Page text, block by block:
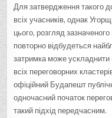
Для затвердження такого
всіх учасників, однак
цього, розгляд
повторно відбудеться
затримка може ускладнити
всіх переговорних
офіційний Будапешт
одночасний початок
такий підхід передчасним.